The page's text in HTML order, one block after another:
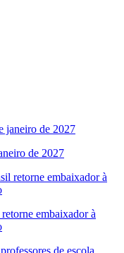
de 2027
embaixador à